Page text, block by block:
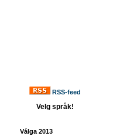
RSS-feed
Velg språk!
Válga 2013